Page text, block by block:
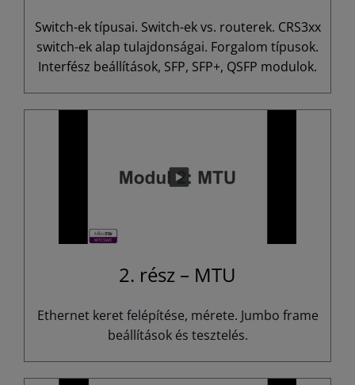
Switch-ek típusai. Switch-ek vs. routerek. CRS3xx
switch-ek alap tulajdonságai. Forgalom típusok.
Interfész beállítások, SFP, SFP+, QSFP modulok.
2. rész – MTU
Ethernet keret felépítése, mérete. Jumbo frame
beállítások és tesztelés.